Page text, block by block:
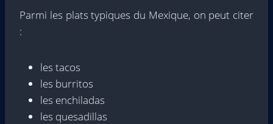
Parmi les plats typiques du Mexique, on peut citer
:
les tacos
les burritos
les enchiladas
les quesadillas